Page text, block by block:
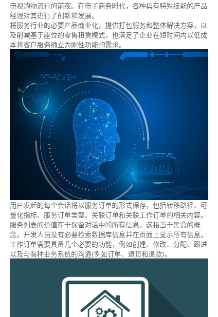
电视购物流行的前夜。在电子商务时代，各种具有特殊技能的产品
经理对其进行了创新和发展。
将服务行业的必要产品商业化，提供打包服务和整体解决方案，以
及削减基于座位的零售租赁模式，也满足了企业在短时间内以低成
本将客户服务确立为刚性功能的需求。
用户发起的每个会话将以服务订单的形式保存，包括转移路径、可
量化指标、服务订单类型、关联订单和关联工作订单的相关内容。
服务列表的价值在于保留对话中的所有信息，这相当于黑盒的概
念。开发人员没有必要检索数据库信息并在页面上显示所有信息。
工作订单需要具备几个必要的功能，例如创建、修改、分配、跟进
以及与各种业务系统的沟通(例如订单、退货和退款)。